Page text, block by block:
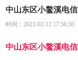
中山东区小鳌溪电
时间：2022-02-12 17:56:50
中山东区小鳌溪电